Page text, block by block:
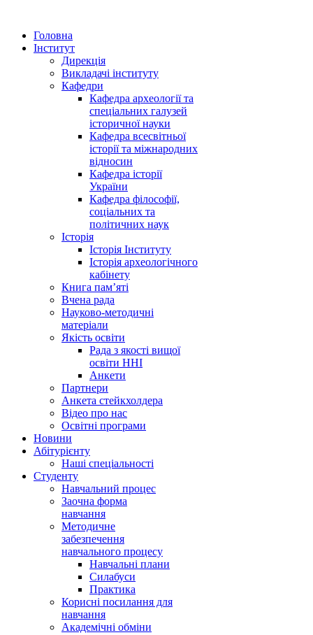
Головна
Інститут
Дирекція
Викладачі інституту
Кафедри
Кафедра археології та
спеціальних галузей
історичної науки
Кафедра всесвітньої
історії та міжнародних
відносин
Кафедра історії
України
Кафедра філософії,
соціальних та
політичних наук
Історія
Історія Інституту
Історія археологічного
кабінету
Книга памʼяті
Вчена рада
Науково-методичні
матеріали
Якість освіти
Рада з якості вищої
освіти ННІ
Анкети
Партнери
Анкета стейкхолдера
Відео про нас
Освітні програми
Hовини
Абітурієнту
Наші спеціальності
Студенту
Навчальний процес
Заочна форма
навчання
Методичне
забезпечення
навчального процесу
Навчальні плани
Силабуси
Практика
Корисні посилання для
навчання
Академічні обміни